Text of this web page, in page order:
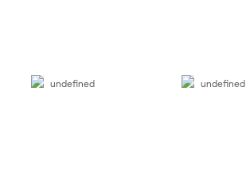
undefined undefined